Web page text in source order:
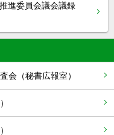
会（秘書広報室）
進委員会議会議録